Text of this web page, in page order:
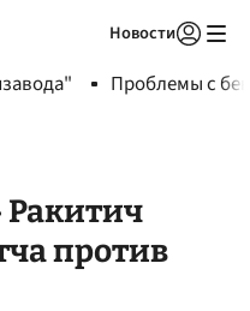
Новости
Проблемы с
Ракитич
против